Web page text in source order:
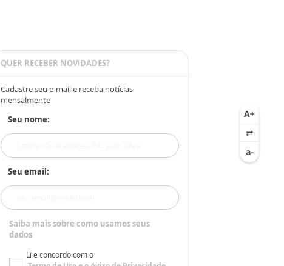
QUER RECEBER NOVIDADES?
Cadastre seu e-mail e receba notícias
mensalmente
Seu nome:
Seu email:
Saiba mais sobre como usamos seus
dados
Li e concordo com o